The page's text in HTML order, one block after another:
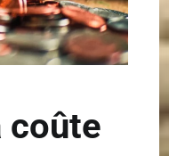
coûte